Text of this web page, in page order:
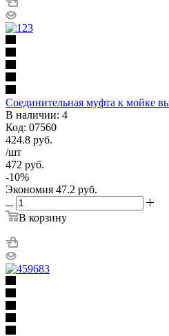
Соединительная муфта к мойке
В наличии: 4
Код: 07560
424.8 руб.
/шт
472 руб.
-10%
Экономия 47.2 руб.
В корзину